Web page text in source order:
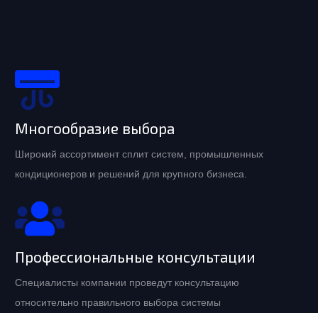
Многообразие выбора
Широкий ассортимент сплит систем, промышленных
кондиционеров и решений для крупного бизнеса.
Профессиональные консультации
Специалисты компании проведут консультацию
относительно правильного выбора системы